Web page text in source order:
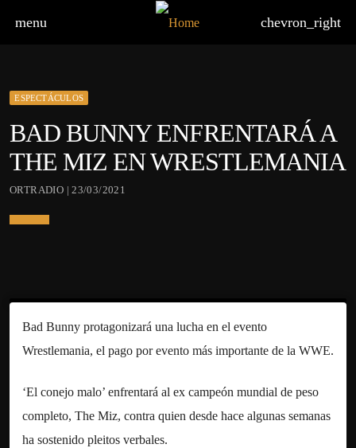
menu chevron_right
ESPECTÁCULOS
BAD BUNNY ENFRENTARÁ A
THE MIZ EN WRESTLEMANIA
ORTRADIO | 23/03/2021
Bad Bunny protagonizará una lucha en el evento
Wrestlemania, el pago por evento más importante de la WWE.
‘El conejo malo’ enfrentará al ex campeón mundial de peso
completo, The Miz, contra quien desde hace algunas semanas
ha sostenido pleitos verbales.